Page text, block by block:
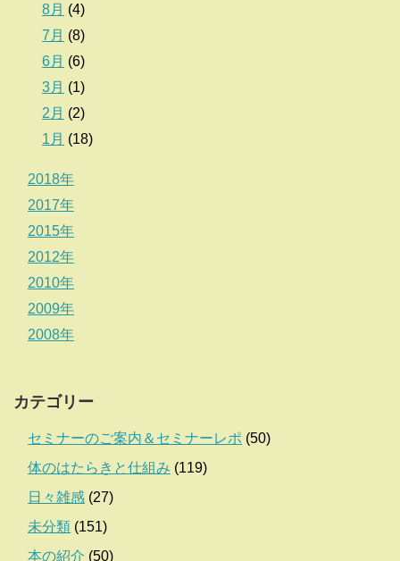
8月 (4)
7月 (8)
6月 (6)
3月 (1)
2月 (2)
1月 (18)
2018年
2017年
2015年
2012年
2010年
2009年
2008年
カテゴリー
セミナーのご案内＆セミナーレポ (50)
体のはたらきと仕組み (119)
日々雑感 (27)
未分類 (151)
本の紹介 (50)